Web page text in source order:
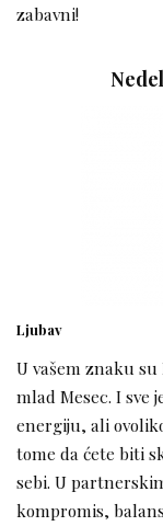
zabavni!
Ljubav
U vašem znaku su
mlad Mesec. I sve
energiju, ali
tome da ćete biti
sebi. U
kompromis,